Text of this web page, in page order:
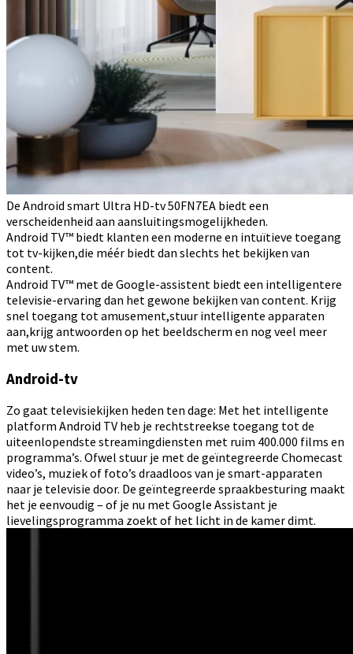
De Android smart Ultra HD-tv 50FN7EA biedt een
verscheidenheid aan aansluitingsmogelijkheden.
Android TV™ biedt klanten een moderne en intuïtieve toegang
tot tv-kijken,die méér biedt dan slechts het bekijken van
content.
Android TV™ met de Google-assistent biedt een intelligentere
televisie-ervaring dan het gewone bekijken van content. Krijg
snel toegang tot amusement,stuur intelligente apparaten
aan,krijg antwoorden op het beeldscherm en nog veel meer
met uw stem.
Android-tv
Zo gaat televisiekijken heden ten dage: Met het intelligente
platform Android TV heb je rechtstreekse toegang tot de
uiteenlopendste streamingdiensten met ruim 400.000 films en
programma’s. Ofwel stuur je met de geïntegreerde Chomecast
video’s, muziek of foto’s draadloos van je smart-apparaten
naar je televisie door. De geïntegreerde spraakbesturing maakt
het je eenvoudig – of je nu met Google Assistant je
lievelingsprogramma zoekt of het licht in de kamer dimt.